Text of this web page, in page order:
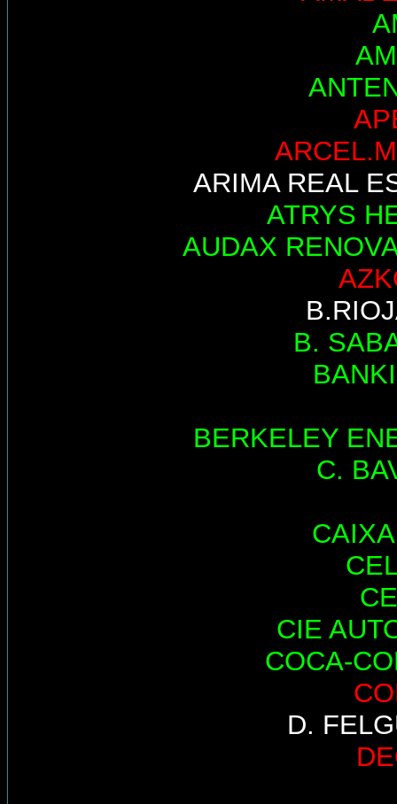
ARIMA REAL
ATRYS
AUDAX
B.
BERKELEY
C.
CIE
COCA-
D.